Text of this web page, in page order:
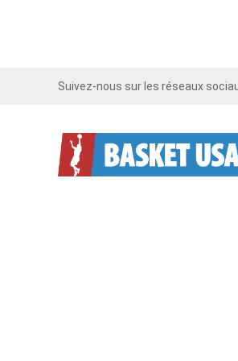
Suivez-nous sur les réseauxTwitter